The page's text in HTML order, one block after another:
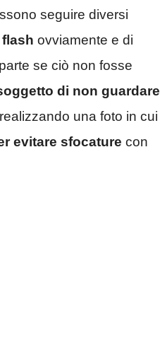
seguire diversi
ovviamente e di
se ciò non fosse
di non guardare
una foto in cui
evitare sfocature con